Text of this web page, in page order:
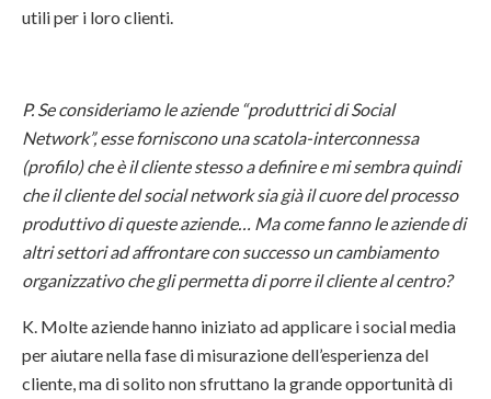
utili per i loro clienti.
P. Se consideriamo le aziende “produttrici di Social
Network”, esse forniscono una scatola-interconnessa
(profilo) che è il cliente stesso a definire e mi sembra quindi
che il cliente del social network sia già il cuore del processo
produttivo di queste aziende… Ma come fanno le aziende di
altri settori ad affrontare con successo un cambiamento
organizzativo che gli permetta di porre il cliente al centro?
K. Molte aziende hanno iniziato ad applicare i social media
per aiutare nella fase di misurazione dell’esperienza del
cliente, ma di solito non sfruttano la grande opportunità di